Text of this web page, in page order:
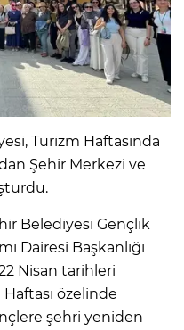
Turizm Haftasında
Şehir Merkezi ve
Belediyesi Gençlik
Dairesi Başkanlığı
Nisan tarihleri
özelinde
şehri yeniden